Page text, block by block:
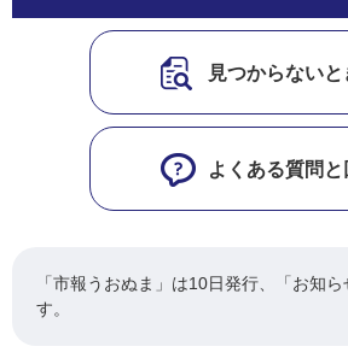
見つからないと
よくある質問と
「市報うおぬま」は10日発行、「お知
す。